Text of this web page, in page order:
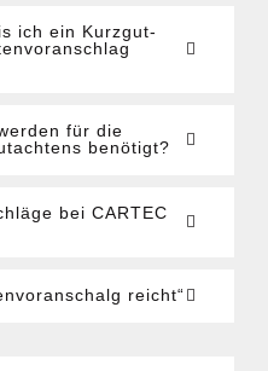
ich ein Kurz­gut­
für die
benö­tigt?
bei CARTEC
reicht“